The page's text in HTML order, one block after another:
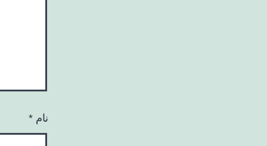
نام *